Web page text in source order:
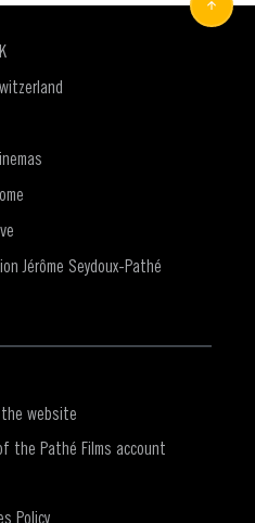
Jérôme Seydoux-Pathé
website
the Pathé Films account
Policy